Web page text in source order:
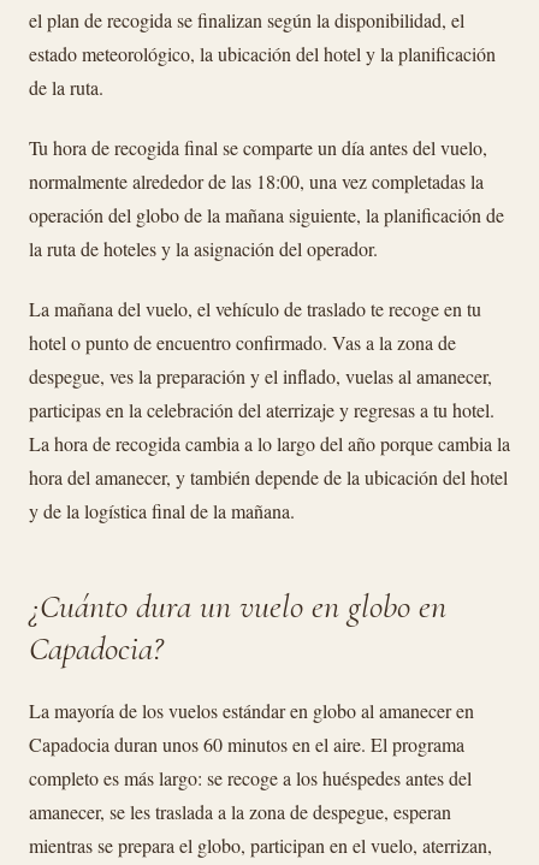
el plan de recogida se finalizan según la disponibilidad, el
estado meteorológico, la ubicación del hotel y la planificación
de la ruta.
Tu hora de recogida final se comparte un día antes del vuelo,
normalmente alrededor de las 18:00, una vez completadas la
operación del globo de la mañana siguiente, la planificación de
la ruta de hoteles y la asignación del operador.
La mañana del vuelo, el vehículo de traslado te recoge en tu
hotel o punto de encuentro confirmado. Vas a la zona de
despegue, ves la preparación y el inflado, vuelas al amanecer,
participas en la celebración del aterrizaje y regresas a tu hotel.
La hora de recogida cambia a lo largo del año porque cambia la
hora del amanecer, y también depende de la ubicación del hotel
y de la logística final de la mañana.
¿Cuánto dura un vuelo en globo en
Capadocia?
La mayoría de los vuelos estándar en globo al amanecer en
Capadocia duran unos 60 minutos en el aire. El programa
completo es más largo: se recoge a los huéspedes antes del
amanecer, se les traslada a la zona de despegue, esperan
mientras se prepara el globo, participan en el vuelo, aterrizan,